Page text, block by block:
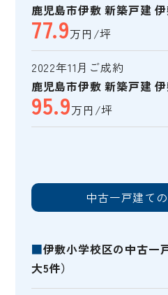
鹿児島市伊敷 新築戸建
77.9万円/坪
2022年11月ご成約
鹿児島市伊敷 新築戸建
95.9万円/坪
中古一戸建て
■伊敷小学校区の中古一
大5件）